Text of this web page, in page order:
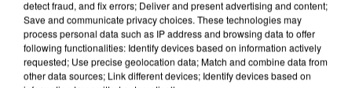
detect fraud, and fix errors; Deliver and present advertising and content;
Save and communicate privacy choices. These technologies may
process personal data such as IP address and browsing data to offer
following functionalities: Identify devices based on information actively
requested; Use precise geolocation data; Match and combine data from
other data sources; Link different devices; Identify devices based on